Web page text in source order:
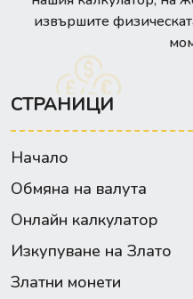
извършите
СТРАНИЦИ
Начало
Обмяна на валута
Онлайн калкулатор
Изкупуване на Злато
Златни монети